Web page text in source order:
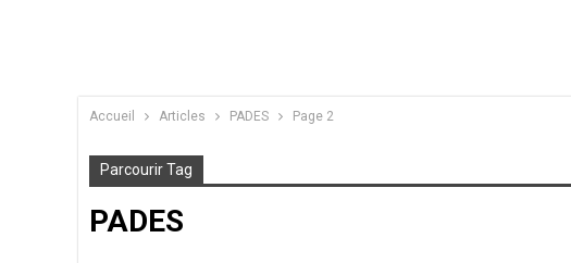
Accueil Articles PADES Page 2
Parcourir Tag
PADES